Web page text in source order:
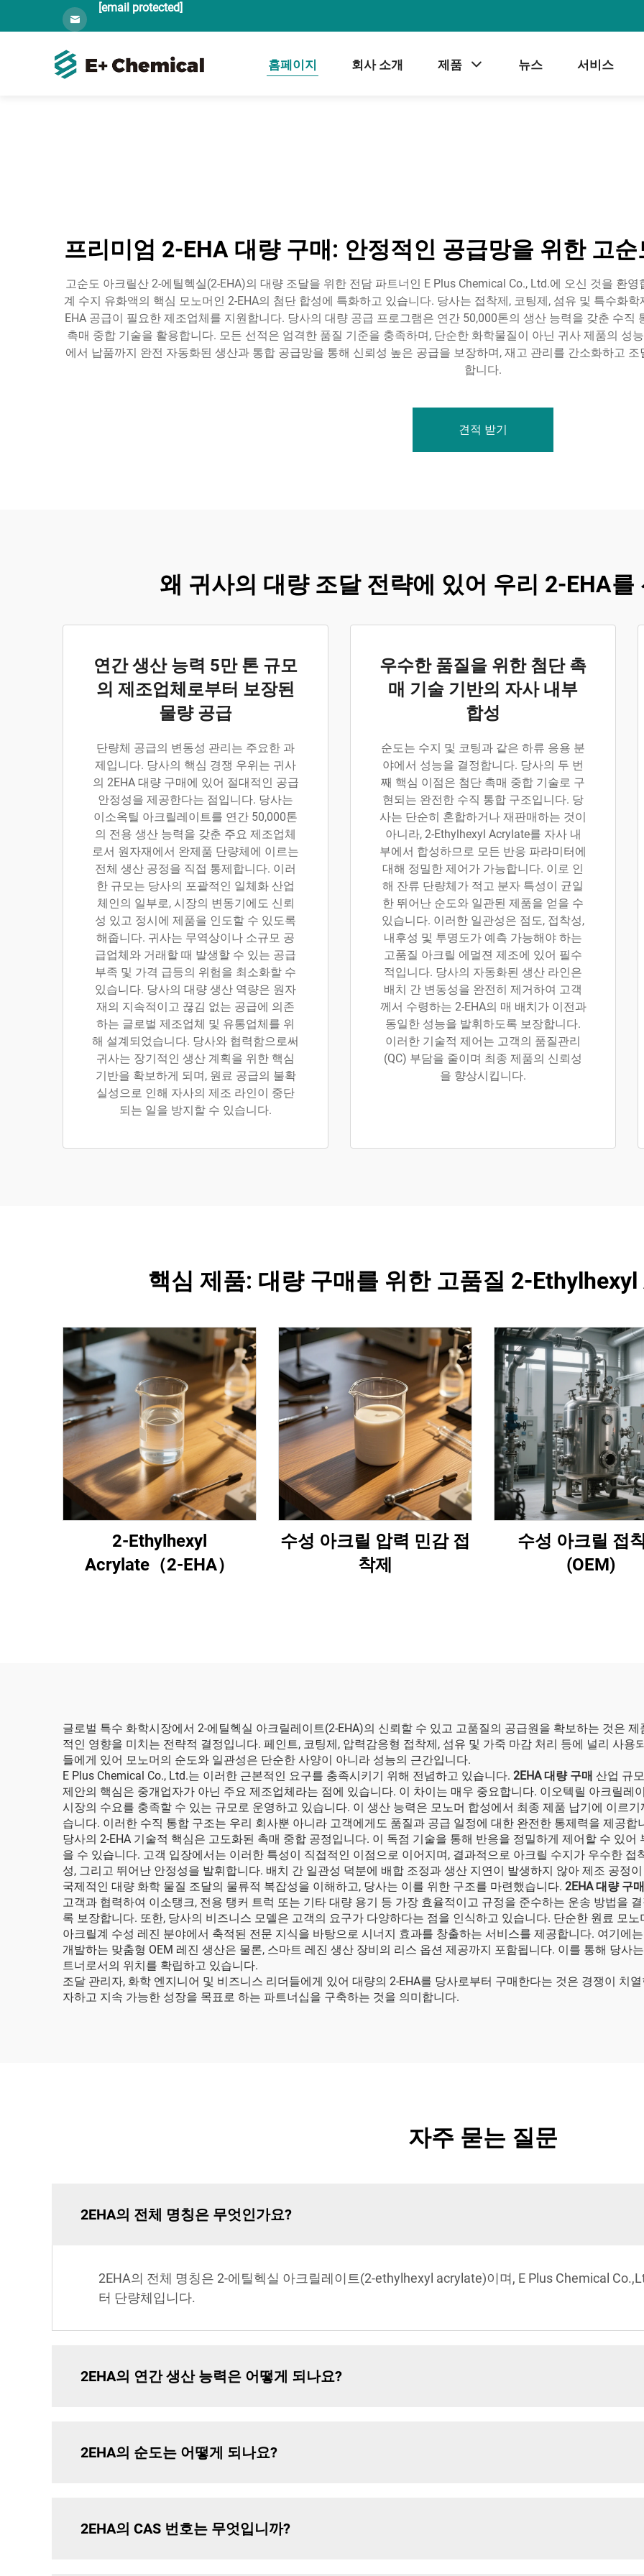
[email protected]
홈페이지 회사 소개 제품 뉴스 서비스
프리미엄 2-EHA 대량 구매: 안정적인 공급망을 위한 고
고순도 아크릴산 2-에틸헥실(2-EHA)의 대량 조달을 위한 전담 파트너인 E Plus Chemical Co., Ltd.에 오신 것을 환
계 수지 유화액의 핵심 모노머인 2-EHA의 첨단 합성에 특화하고 있습니다. 당사는 접착제, 코팅제, 섬유 및 특수화
EHA 공급이 필요한 제조업체를 지원합니다. 당사의 대량 공급 프로그램은 연간 50,000톤의 생산 능력을 갖춘 수직
촉매 중합 기술을 활용합니다. 모든 선적은 엄격한 품질 기준을 충족하며, 단순한 화학물질이 아닌 귀사 제품의 성
에서 납품까지 완전 자동화된 생산과 통합 공급망을 통해 신뢰성 높은 공급을 보장하며, 재고 관리를 간소화하고
합니다.
견적 받기
왜 귀사의 대량 조달 전략에 있어 우리 2-EHA
연간 생산 능력 5만 톤 규모
의 제조업체로부터 보장된
물량 공급
단량체 공급의 변동성 관리는 주요한 과
제입니다. 당사의 핵심 경쟁 우위는 귀사
의 2EHA 대량 구매에 있어 절대적인 공급
안정성을 제공한다는 점입니다. 당사는
이소옥틸 아크릴레이트를 연간 50,000톤
의 전용 생산 능력을 갖춘 주요 제조업체
로서 원자재에서 완제품 단량체에 이르는
전체 생산 공정을 직접 통제합니다. 이러
한 규모는 당사의 포괄적인 일체화 산업
체인의 일부로, 시장의 변동기에도 신뢰
성 있고 정시에 제품을 인도할 수 있도록
해줍니다. 귀사는 무역상이나 소규모 공
급업체와 거래할 때 발생할 수 있는 공급
부족 및 가격 급등의 위험을 최소화할 수
있습니다. 당사의 대량 생산 역량은 원자
재의 지속적이고 끊김 없는 공급에 의존
하는 글로벌 제조업체 및 유통업체를 위
해 설계되었습니다. 당사와 협력함으로써
귀사는 장기적인 생산 계획을 위한 핵심
기반을 확보하게 되며, 원료 공급의 불확
실성으로 인해 자사의 제조 라인이 중단
되는 일을 방지할 수 있습니다.
우수한 품질을 위한 첨단 촉
매 기술 기반의 자사 내부
합성
순도는 수지 및 코팅과 같은 하류 응용 분
야에서 성능을 결정합니다. 당사의 두 번
째 핵심 이점은 첨단 촉매 중합 기술로 구
현되는 완전한 수직 통합 구조입니다. 당
사는 단순히 혼합하거나 재판매하는 것이
아니라, 2-Ethylhexyl Acrylate를 자사 내
부에서 합성하므로 모든 반응 파라미터에
대해 정밀한 제어가 가능합니다. 이로 인
해 잔류 단량체가 적고 분자 특성이 균일
한 뛰어난 순도와 일관된 제품을 얻을 수
있습니다. 이러한 일관성은 점도, 접착성,
내후성 및 투명도가 예측 가능해야 하는
고품질 아크릴 에멀젼 제조에 있어 필수
적입니다. 당사의 자동화된 생산 라인은
배치 간 변동성을 완전히 제거하여 고객
께서 수령하는 2-EHA의 매 배치가 이전과
동일한 성능을 발휘하도록 보장합니다.
이러한 기술적 제어는 고객의 품질관리
(QC) 부담을 줄이며 최종 제품의 신뢰성
을 향상시킵니다.
핵심 제품: 대량 구매를 위한 고품질 2-
2-Ethylhexyl
Acrylate（2-EHA）
수성 아크릴 압력 민감 접
착제
수성 아크릴 접
(OEM)
글로벌 특수 화학시장에서 2-에틸헥실 아크릴레이트(2-EHA)의 신뢰할 수 있고 고품질의 공급원을 확보하는 것은
적인 영향을 미치는 전략적 결정입니다. 페인트, 코팅제, 압력감응형 접착제, 섬유 및 가죽 마감 처리 등에 널리 사
들에게 있어 모노머의 순도와 일관성은 단순한 사양이 아니라 성능의 근간입니다.
E Plus Chemical Co., Ltd.는 이러한 근본적인 요구를 충족시키기 위해 전념하고 있습니다. 2EHA 대량 구매 산업 규
제안의 핵심은 중개업자가 아닌 주요 제조업체라는 점에 있습니다. 이 차이는 매우 중요합니다. 이오텍릴 아크릴레
시장의 수요를 충족할 수 있는 규모로 운영하고 있습니다. 이 생산 능력은 모노머 합성에서 최종 제품 납기에 이르
습니다. 이러한 수직 통합 구조는 우리 회사뿐 아니라 고객에게도 품질과 공급 일정에 대한 완전한 통제력을 제공합
당사의 2-EHA 기술적 핵심은 고도화된 촉매 중합 공정입니다. 이 독점 기술을 통해 반응을 정밀하게 제어할 수 있
을 수 있습니다. 고객 입장에서는 이러한 특성이 직접적인 이점으로 이어지며, 결과적으로 아크릴 수지가 우수한
성, 그리고 뛰어난 안정성을 발휘합니다. 배치 간 일관성 덕분에 배합 조정과 생산 지연이 발생하지 않아 제조 공정
국제적인 대량 화학 물질 조달의 물류적 복잡성을 이해하고, 당사는 이를 위한 구조를 마련했습니다. 2EHA 대량 구
고객과 협력하여 이소탱크, 전용 탱커 트럭 또는 기타 대량 용기 등 가장 효율적이고 규정을 준수하는 운송 방법을
록 보장합니다. 또한, 당사의 비즈니스 모델은 고객의 요구가 다양하다는 점을 인식하고 있습니다. 단순한 원료 모
아크릴계 수성 레진 분야에서 축적된 전문 지식을 바탕으로 시너지 효과를 창출하는 서비스를 제공합니다. 여기에
개발하는 맞춤형 OEM 레진 생산은 물론, 스마트 레진 생산 장비의 리스 옵션 제공까지 포함됩니다. 이를 통해 당사
트너로서의 위치를 확립하고 있습니다.
조달 관리자, 화학 엔지니어 및 비즈니스 리더들에게 있어 대량의 2-EHA를 당사로부터 구매한다는 것은 경쟁이 치
자하고 지속 가능한 성장을 목표로 하는 파트너십을 구축하는 것을 의미합니다.
자주 묻는 질문
2EHA의 전체 명칭은 무엇인가요?
2EHA의 전체 명칭은 2-에틸헥실 아크릴레이트(2-ethylhexyl acrylate)이며, E Plus Chemical
터 단량체입니다.
2EHA의 연간 생산 능력은 어떻게 되나요?
2EHA의 순도는 어떻게 되나요?
2EHA의 CAS 번호는 무엇입니까?